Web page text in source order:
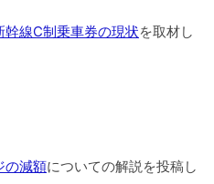
幹線C制乗車券の現状を取材し
の減額についての解説を投稿し